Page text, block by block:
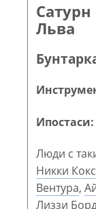
Сатурн
Льва
Люди с
Никки Кокс
Вентура,
Лиззи